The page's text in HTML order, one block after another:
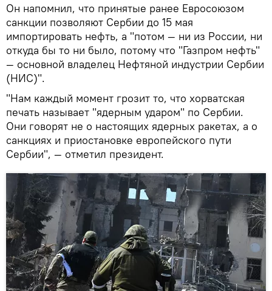
Он напомнил, что принятые ранее Евросоюзом
санкции позволяют Сербии до 15 мая
импортировать нефть, а "потом — ни из России, ни
откуда бы то ни было, потому что "Газпром нефть"
— основной владелец Нефтяной индустрии Сербии
(НИС)".
"Нам каждый момент грозит то, что хорватская
печать называет "ядерным ударом" по Сербии.
Они говорят не о настоящих ядерных ракетах, а о
санкциях и приостановке европейского пути
Сербии", — отметил президент.